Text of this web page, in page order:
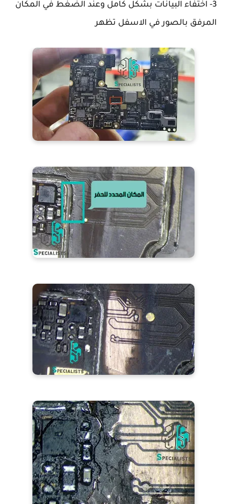
3- اختفاء البيانات بشكل كامل وعند الضغط في المكان
المرفق بالصور في الاسفل تظهر